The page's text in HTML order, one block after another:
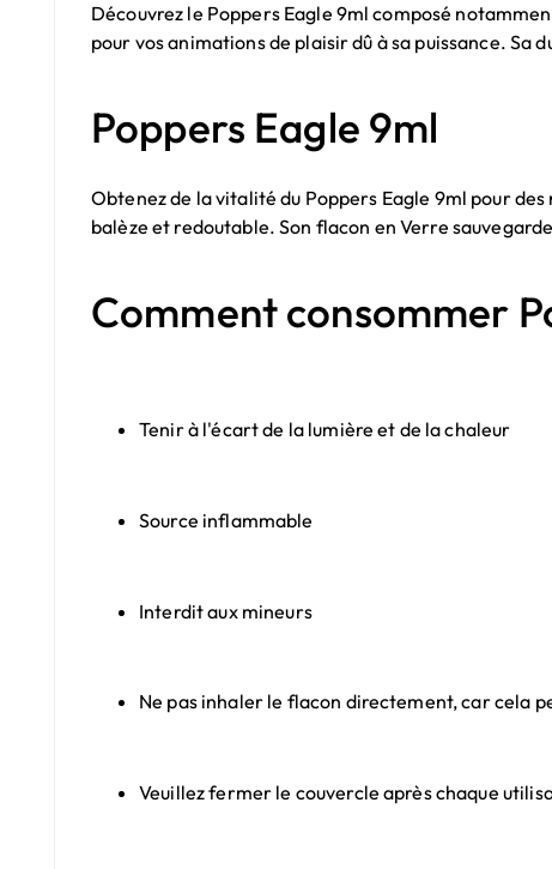
Découvrez le Poppers Eagle 9ml composé
pour vos animations de plaisir dû à sa puissance. Sa
Poppers Eagle 9ml
Obtenez de la vitalité du Poppers Eagle 9ml pour
balèze et redoutable. Son flacon en Verre
Comment consommer
Tenir à l'écart de la lumière et de la chaleur
Source inflammable
Interdit aux mineurs
Ne pas inhaler le flacon directement, car cela
Veuillez fermer le couvercle après chaque